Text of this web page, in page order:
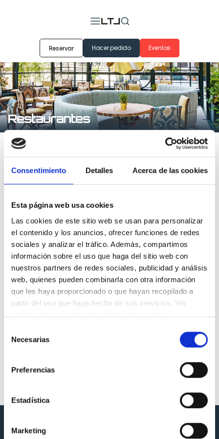
Consentimiento Detalles Acerca de las cookies
Esta página web usa cookies
Las cookies de este sitio web se usan para personalizar
el contenido y los anuncios, ofrecer funciones de redes
sociales y analizar el tráfico. Además, compartimos
información sobre el uso que haga del sitio web con
nuestros partners de redes sociales, publicidad y análisis
web, quienes pueden combinarla con otra información
que les haya proporcionado o que hayan recopilado a
partir del uso que haya hecho de sus servicios. Ver
política de privacidadypolítica de cookies.
Necesarias
Preferencias
Estadística
Marketing
Reservar Hacer pedido Eventos
Restaurantes
Nuestros
restaurantes
Madrid Barcelona Zaragoza Málaga
Consell de Cent (Barcelona)